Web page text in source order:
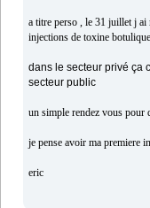
a titre perso , le 31 juillet j
injections de toxine botulique
dans le secteur privé ça
secteur public
un simple rendez vous pour
je pense avoir ma premiere
eric